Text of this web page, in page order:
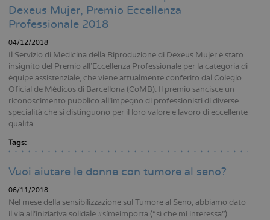
Dexeus Mujer, Premio Eccellenza
Professionale 2018
04/12/2018
Il Servizio di Medicina della Riproduzione di Dexeus Mujer è stato
insignito del Premio all’Eccellenza Professionale per la categoria di
équipe assistenziale, che viene attualmente conferito dal Colegio
Oficial de Médicos di Barcellona (CoMB). Il premio sancisce un
riconoscimento pubblico all’impegno di professionisti di diverse
specialità che si distinguono per il loro valore e lavoro di eccellente
qualità.
Tags:
Vuoi aiutare le donne con tumore al seno?
06/11/2018
Nel mese della sensibilizzazione sul Tumore al Seno, abbiamo dato
il via all’iniziativa solidale #símeimporta (“sì che mi interessa”)